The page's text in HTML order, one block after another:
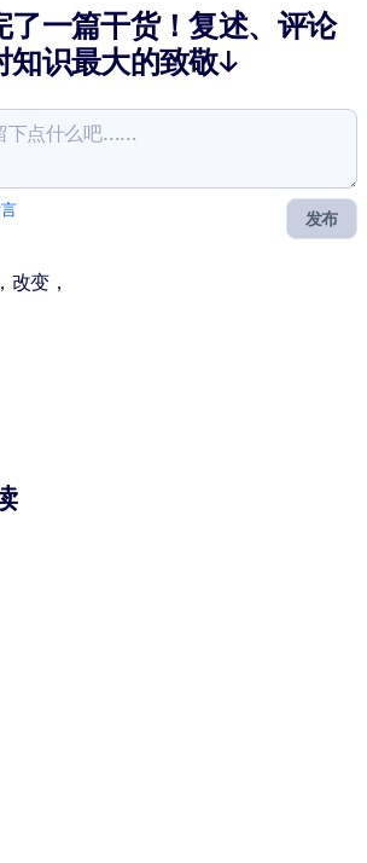
了一篇干货！复述、评论
知识最大的致敬↓
发布
改变，